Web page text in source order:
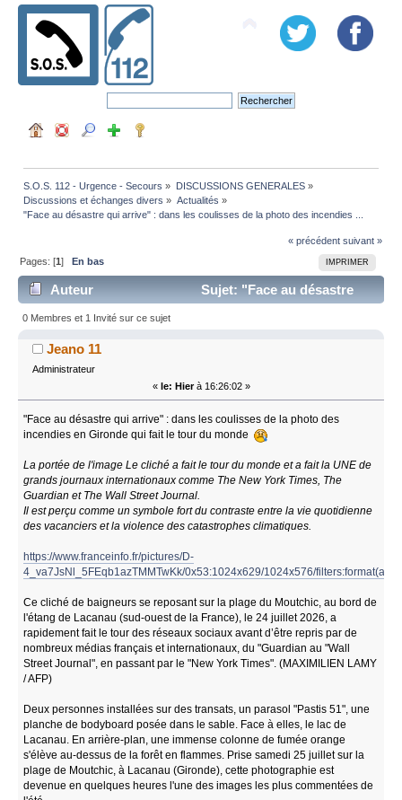
S.O.S. 112 - Urgence - Secours » DISCUSSIONS GENERALES»
Discussions et échanges divers » Actualités »
"Face au désastre qui arrive" : dans les coulisses de la photo des incendies ...
« précédent suivant »
IMPRIMER
Pages: [1]En bas
Auteur
Sujet: "Face au désastre
qui arrive" : dans les coulisses de la photo des
incendies ... (Lu 47 fois)
0 Membres et 1 Invité sur ce sujet
Jeano 11
Administrateur
« le: Hierà 16:26:02 »
"Face au désastre qui arrive" : dans les coulisses de la photo des
incendies en Gironde qui fait le tour du monde
La portée de l'image Le cliché a fait le tour du monde et a fait la UNE de
grands journaux internationaux comme The New York Times, The
Guardian et The Wall Street Journal.
Il est perçu comme un symbole fort du contraste entre la vie quotidienne
des vacanciers et la violence des catastrophes climatiques.
https://www.franceinfo.fr/pictures/D-
4_va7JsNl_5FEqb1azTMMTwKk/0x53:1024x629/1024x576/
Ce cliché de baigneurs se reposant sur la plage du Moutchic, au bord de
l'étang de Lacanau (sud-ouest de la France), le 24 juillet 2026, a
rapidement fait le tour des réseaux sociaux avant d’être repris par de
nombreux médias français et internationaux, du "Guardian au "Wall
Street Journal", en passant par le "New York Times". (MAXIMILIEN LAMY
/ AFP)
Deux personnes installées sur des transats, un parasol "Pastis 51", une
planche de bodyboard posée dans le sable. Face à elles, le lac de
Lacanau. En arrière-plan, une immense colonne de fumée orange
s'élève au-dessus de la forêt en flammes. Prise samedi 25 juillet sur la
plage de Moutchic, à Lacanau (Gironde), cette photographie est
devenue en quelques heures l'une des images les plus commentées de